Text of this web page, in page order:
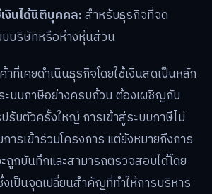
งินได้นิติบุคคล:สำหรับธุรกิจที่จด
บบริษัทหรือห้างหุ้นส่วน
าที่เคยดำเนินธุรกิจโดยใช้เงินสดเป็นหลัก
ะบบภาษีอย่างครบถ้วน ต้องเผชิญกับ
รับตัวครั้งใหญ่ การเข้าสู่ระบบภาษีไม่
การเข้าร่วมโครงการ แต่ยังหมายถึงการ
กบันทึกและสามารถตรวจสอบได้โดย
เป็นจุดเปลี่ยนสำคัญที่ทำให้การบริหาร